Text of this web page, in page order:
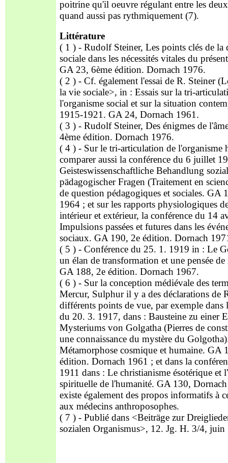
poitrine qu'il oeuvre régulant entre les
quand aussi pas rythmiquement (7).
Littérature
( 1 ) - Rudolf Steiner, Les points clés de la
sociale dans les nécessités vitales du
GA 23, 6ème édition. Dornach 1976.
( 2 ) - Cf. également l'essai de R. Steiner
la vie sociale>, in : Essais sur la tri-
l'organisme social et sur la situation
1915-1921. GA 24, Dornach 1961.
( 3 ) - Rudolf Steiner, Des énigmes de
4ème édition. Dornach 1976.
( 4 ) - Sur le tri-articulation de l'organisme
comparer aussi la conférence du 6 juillet
Geisteswissenschaftliche Behandlung
pädagogischer Fragen (Traitement en
de question pédagogiques et sociales. GA
1964 ; et sur les rapports physiologiques
intérieur et extérieur, la conférence du 14
Impulsions passées et futures dans les
sociaux. GA 190, 2e édition. Dornach
( 5 ) - Conférence du 25. 1. 1919 in : Le
un élan de transformation et une pensée
GA 188, 2e édition. Dornach 1967.
( 6 ) - Sur la conception médiévale des
Mercur, Sulphur il y a des déclarations de
différents points de vue, par exemple dans
du 20. 3. 1917, dans : Bausteine zu einer
Mysteriums von Golgatha (Pierres de
une connaissance du mystère du
Métamorphose cosmique et humaine. GA
édition. Dornach 1961 ; et dans la
1911 dans : Le christianisme ésotérique et
spirituelle de l'humanité. GA 130,
existe également des propos informatifs à
aux médecins anthroposophes.
( 7 ) - Publié dans <Beiträge zur
sozialen Organismus>, 12. Jg. H. 3/4, juin